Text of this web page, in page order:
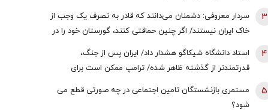
سردار معروفی: دشمنان می‌دانند که قادر به تصرف یک وجب از
خاک ایران نیستند/ اگر چنین حماقتی کنند، گورستان خود را در
آنجا خواهند یافت/ دیپلماسی بدون پشتیبانی مردمی
امکان‌پذیر نیست
3
استاد دانشگاه شیکاگو هشدار داد/ ایران پس از جنگ،
قدرتمندتر از گذشته ظاهر شده/ ترامپ ممکن است برای
دستیابی به یک پیروزی نمادین پیش از انتخابات میان‌دوره‌ای
کنگره، به عملیات زمینی روی بیاورد
4
مستمری بازنشستگان تامین اجتماعی در چه صورتی قطع می
شود؟
5